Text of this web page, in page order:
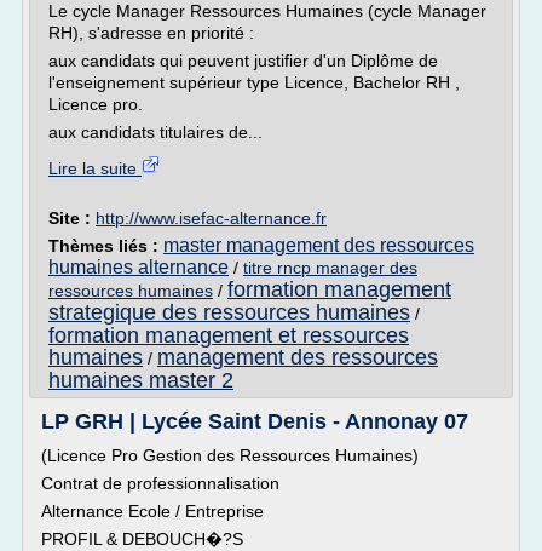
Le cycle Manager Ressources Humaines (cycle Manager
RH), s'adresse en priorité :
aux candidats qui peuvent justifier d'un Diplôme de
l'enseignement supérieur type Licence, Bachelor RH ,
Licence pro.
aux candidats titulaires de...
Lire la suite
Site : http://www.isefac-alternance.fr
Thèmes liés : master management des ressources
humaines alternance / titre rncp manager des
ressources humaines / formation management
strategique des ressources humaines /
formation management et ressources
humaines / management des ressources
humaines master 2
LP GRH | Lycée Saint Denis - Annonay 07
(Licence Pro Gestion des Ressources Humaines)
Contrat de professionnalisation
Alternance Ecole / Entreprise
PROFIL & DEBOUCH�?S